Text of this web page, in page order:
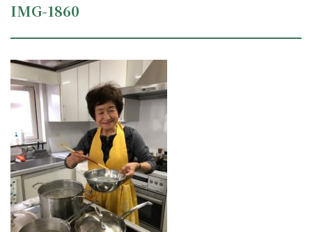
IMG-1860